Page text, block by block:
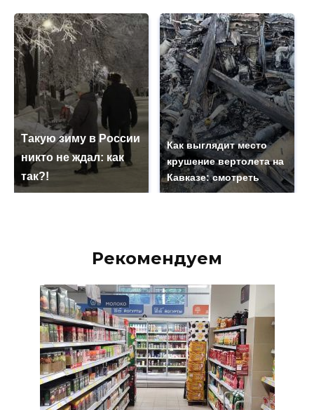
Такую зиму в России
никто не ждал: как
так?!
Как выглядит место
крушение вертолета на
Кавказе: смотреть
Рекомендуем